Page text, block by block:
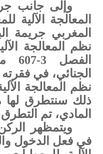
وإلى جانب
المعالجة الآلية
المغربي جريمة
نظم المعالجة
الفصل
3-
الجنائي، في
نظم المعالجة
ذلك سنتطرق لها
المادي، تم
ويتمظهر
في فعل الدخول